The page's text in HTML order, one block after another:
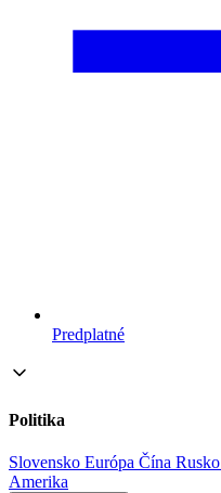
Predplatné
Politika
Slovensko Európa Čína Rusko
Amerika